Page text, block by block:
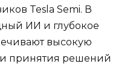
Tesla Semi. В
ИИ и глубокое
высокую
и принятия решений